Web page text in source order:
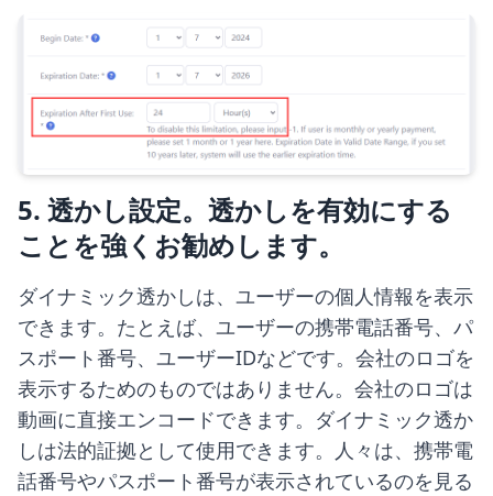
5. 透かし設定。透かしを有効にする
ことを強くお勧めします。
ダイナミック透かしは、ユーザーの個人情報を表示
できます。たとえば、ユーザーの携帯電話番号、パ
スポート番号、ユーザーIDなどです。会社のロゴを
表示するためのものではありません。会社のロゴは
動画に直接エンコードできます。ダイナミック透か
しは法的証拠として使用できます。人々は、携帯電
話番号やパスポート番号が表示されているのを見る